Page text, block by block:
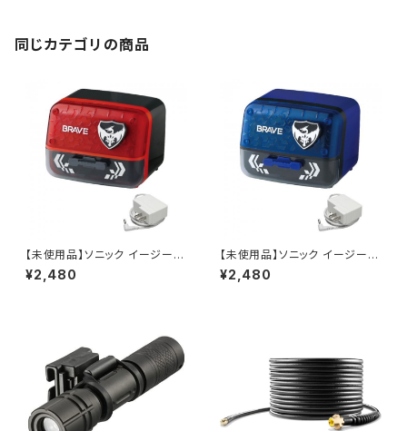
同じカテゴリの商品
【未使用品】ソニック イージーピ
ージー α電動鉛筆削り ブレイ
ブ EK-2760-D (ブラック) / JA
¥2,480
【未使用品】ソニック イージーピ
ージー α電動鉛筆削り ブレイ
ブ EK-2760-B (ブルー) / JAN
¥2,480